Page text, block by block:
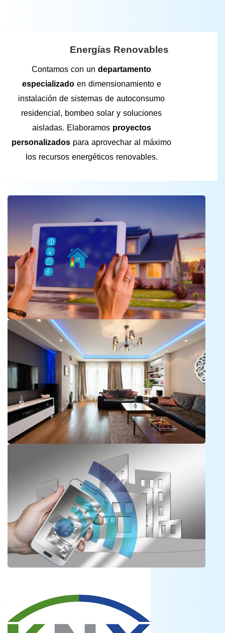
Energías Renovables
Contamos con undepartamento
especializadoen dimensionamiento e
instalación de sistemas de autoconsumo
residencial, bombeo solar y soluciones
aisladas. Elaboramos proyectos
personalizados para aprovechar al máximo
los recursos energéticos renovables.